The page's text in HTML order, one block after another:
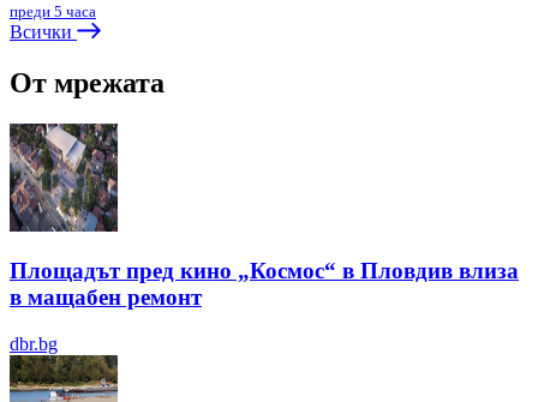
преди 5 часа
Всички
От мрежата
Площадът пред кино „Космос“ в Пловдив влиза
в мащабен ремонт
dbr.bg